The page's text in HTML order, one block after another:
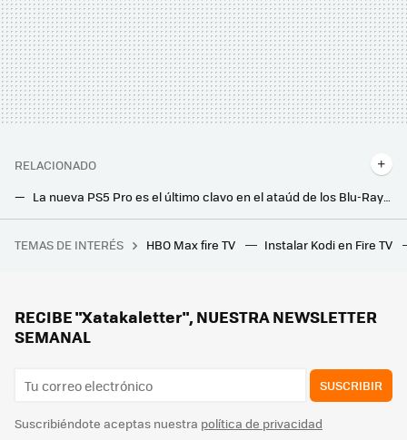
RELACIONADO
La nueva PS5 Pro es el último clavo en el ataúd de los Blu-Ray y DVD en casa
Es una de las películas de terror más impactantes del último año, inspirada en hechos reales, y acaba de estrenarse en streaming
TEMAS DE INTERÉS HBO Max fire TV Instalar Kodi en Fire TV
RECIBE "Xatakaletter", NUESTRA NEWSLETTER
SEMANAL
SUSCRIBIR
Suscribiéndote aceptas nuestra política de privacidad